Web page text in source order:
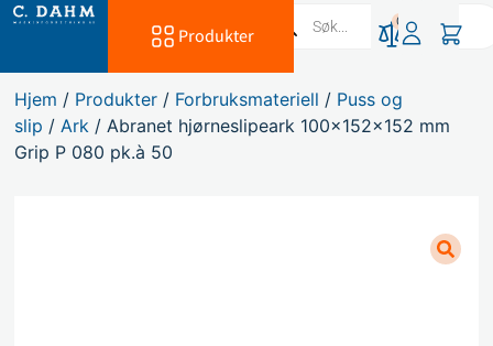
Produkter
0
Hjem / Produkter / Forbruksmateriell / Puss og
slip /Ark / Abranet hjørneslipeark 100x152x152 mm
Grip P 080 pk.à 50